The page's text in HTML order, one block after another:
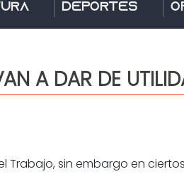
Deportes
A DAR DE
Trabajo, sin embargo en